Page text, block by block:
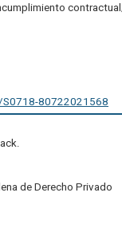
80722021568
de Derecho Privado